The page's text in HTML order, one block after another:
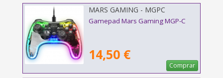
MARS GAMING - MGPC
Gamepad Mars Gaming MGP-C
14,50 €
Comprar